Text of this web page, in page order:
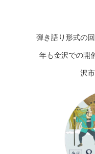
弾き語り形式の
年も金沢での
沢